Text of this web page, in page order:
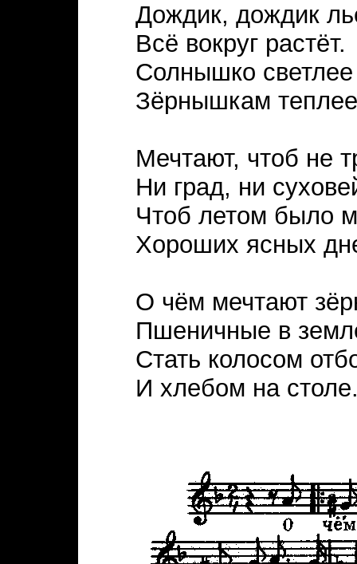
Дождик, дождик
Всё вокруг растёт.
Солнышко
Зёрнышкам
Мечтают, чтоб не
Ни град, ни
Чтоб летом было
Хороших ясных
О чём мечтают
Пшеничные в
Стать колосом
И хлебом на